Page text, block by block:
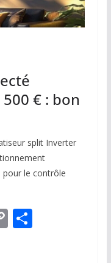
€ : bon
split Inverter
pour le contrôle
C P